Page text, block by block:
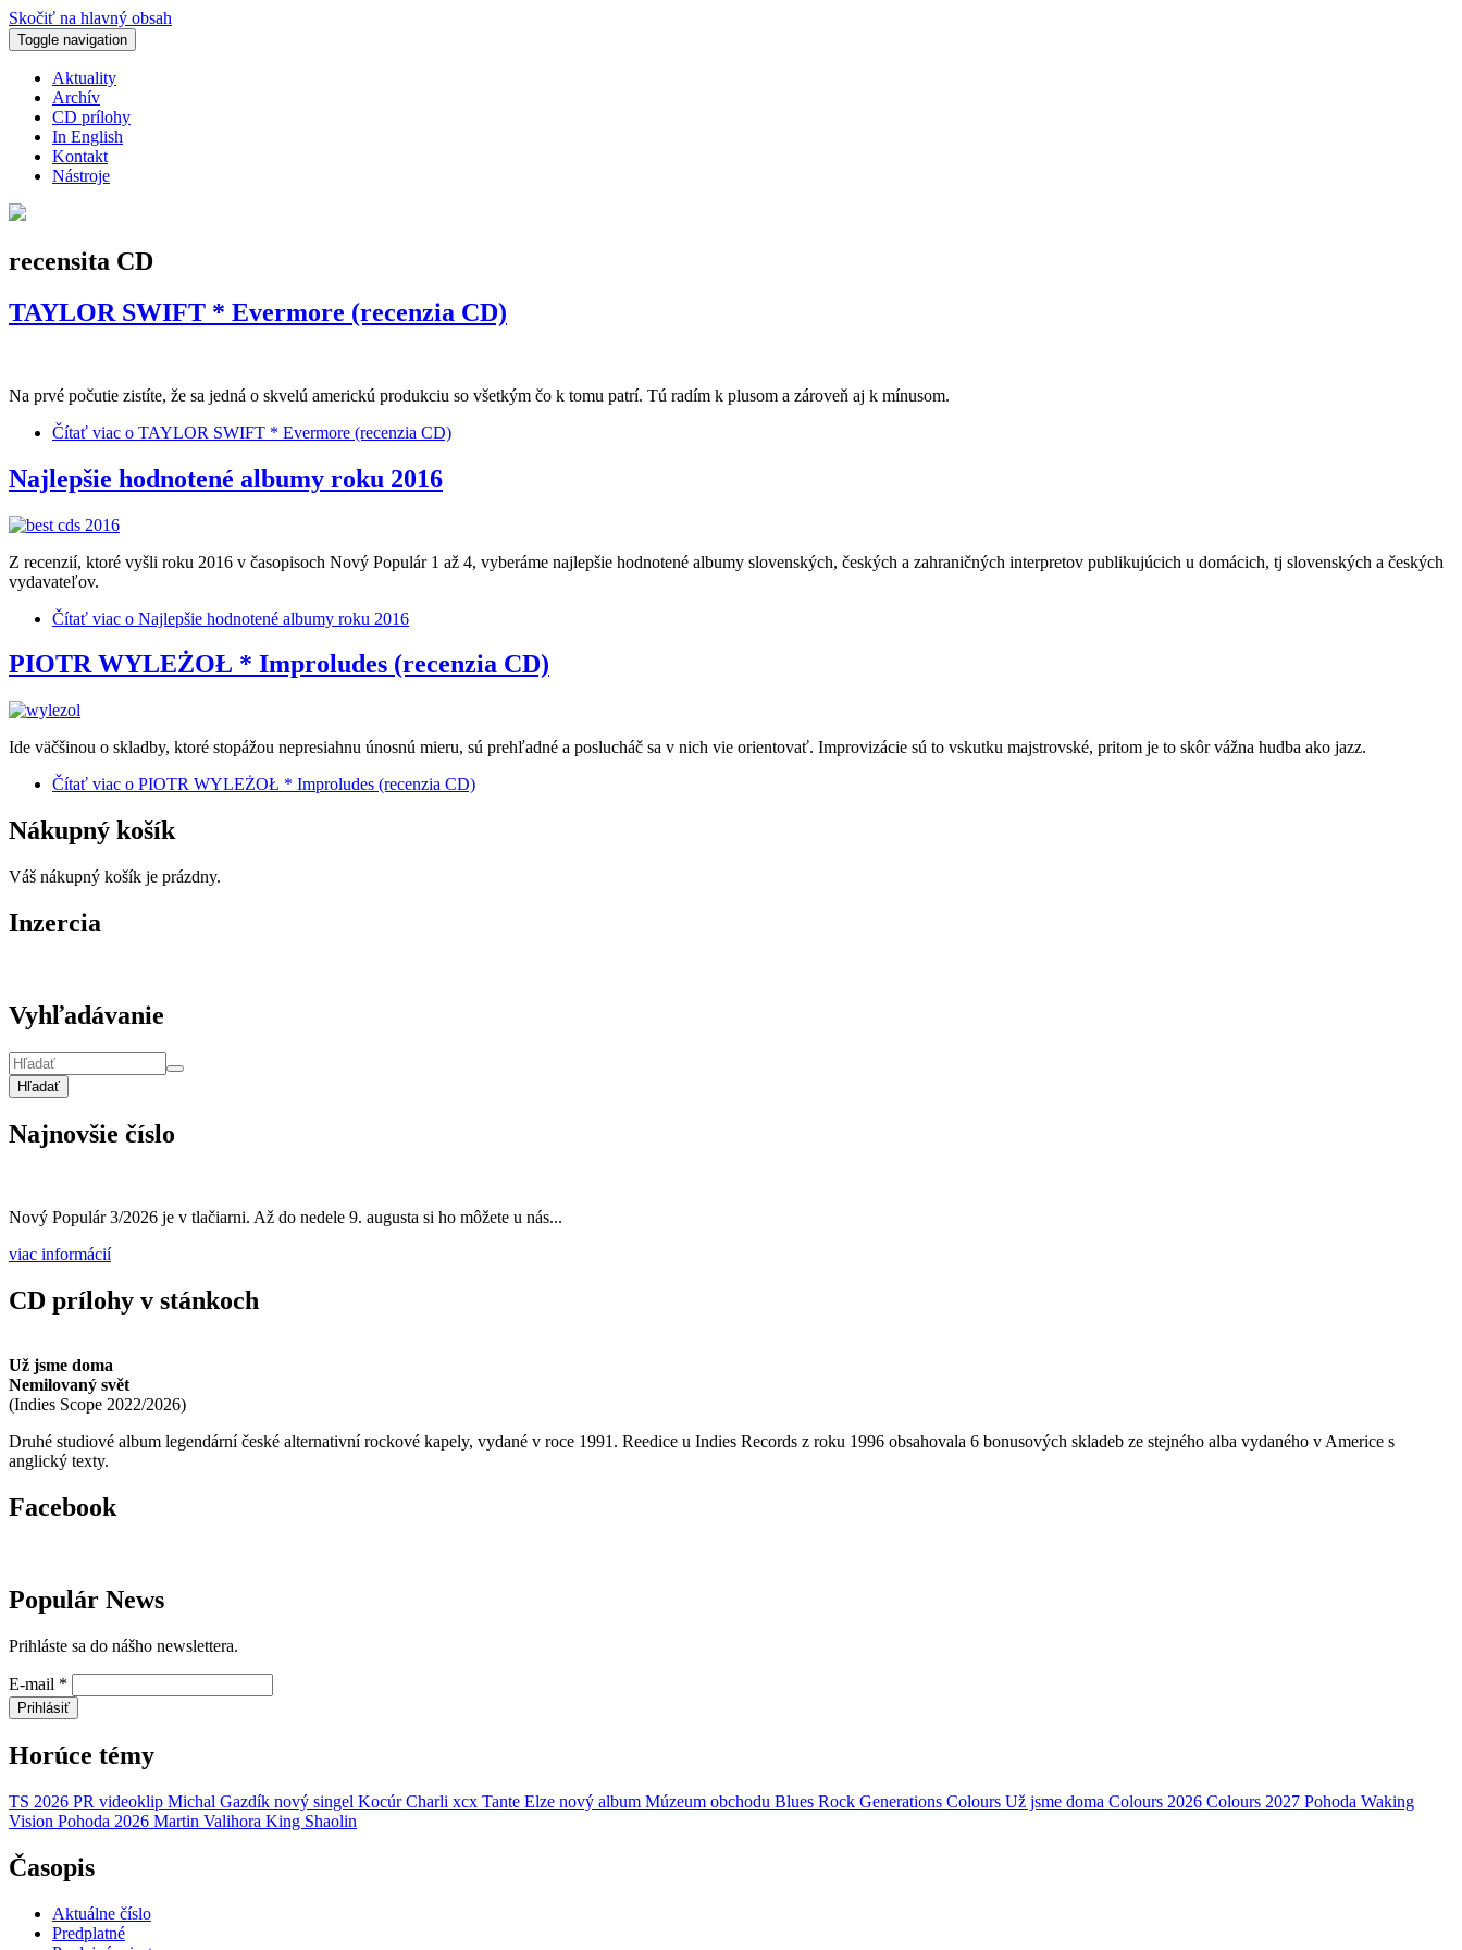
Skočiť na hlavný obsah
Toggle navigation
Aktuality
Archív
CD prílohy
In English
Kontakt
Nástroje
recensita CD
TAYLOR SWIFT * Evermore (recenzia CD)
Na prvé počutie zistíte, že sa jedná o skvelú americkú produkciu so všetkým čo k tomu patrí. Tú radím k plusom a zároveň aj k mínusom.
Čítať viac o TAYLOR SWIFT * Evermore (recenzia CD)
Najlepšie hodnotené albumy roku 2016
Z recenzií, ktoré vyšli roku 2016 v časopisoch Nový Populár 1 až 4, vyberáme najlepšie hodnotené albumy slovenských, českých a zahraničných interpretov publikujúcich u domácich, tj slovenských a českých
vydavateľov.
Čítať viac o Najlepšie hodnotené albumy roku 2016
PIOTR WYLEŻOŁ * Improludes (recenzia CD)
Ide väčšinou o skladby, ktoré stopážou nepresiahnu únosnú mieru, sú prehľadné a poslucháč sa v nich vie orientovať. Improvizácie sú to vskutku majstrovské, pritom je to skôr vážna hudba ako jazz.
Čítať viac o PIOTR WYLEŻOŁ * Improludes (recenzia CD)
Nákupný košík
Váš nákupný košík je prázdny.
Inzercia
Vyhľadávanie
Hľadať
Najnovšie číslo
Nový Populár 3/2026 je v tlačiarni. Až do nedele 9. augusta si ho môžete u nás...
viac informácií
CD prílohy v stánkoch
Už jsme doma
Nemilovaný svět
(Indies Scope 2022/2026)
Druhé studiové album legendární české alternativní rockové kapely, vydané v roce 1991. Reedice u Indies Records z roku 1996 obsahovala 6 bonusových skladeb ze stejného alba vydaného v Americe s
anglický texty.
Facebook
Populár News
Prihláste sa do nášho newslettera.
E-mail *
Prihlásiť
Horúce témy
TS 2026 PR videoklip Michal Gazdík nový singel Kocúr Charli xcx Tante Elze nový album Múzeum obchodu Blues Rock Generations Colours Už jsme doma Colours 2026 Colours 2027 Pohoda Waking
Vision Pohoda 2026 Martin Valihora King Shaolin
Časopis
Aktuálne číslo
Predplatné